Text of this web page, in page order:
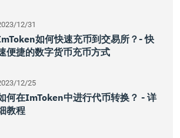
12/31
如何快速充币到交易所？- 快
便捷的数字货币充币方式
12/25
何在imToken中进行代币转换？ - 详
教程